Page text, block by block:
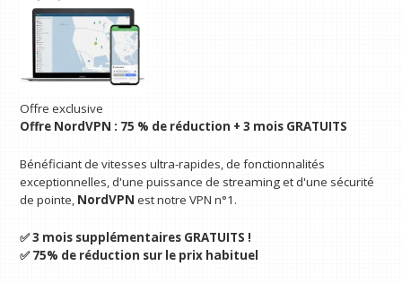
Offre exclusive
Offre NordVPN : 75 % de réduction + 3 mois GRATUITS
Bénéficiant de vitesses ultra-rapides, de fonctionnalités
exceptionnelles, d'une puissance de streaming et d'une sécurité
de pointe, NordVPN est notre VPN n°1.
✅ 3 mois supplémentaires GRATUITS !
✅ 75% de réduction sur le prix habituel